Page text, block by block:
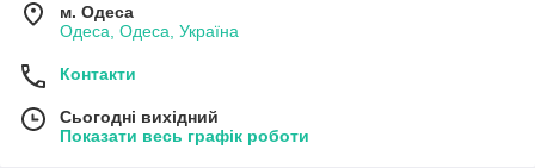
м. Одеса
Одеса, Одеса, Україна
Контакти
Сьогодні вихідний
Показати весь графік роботи